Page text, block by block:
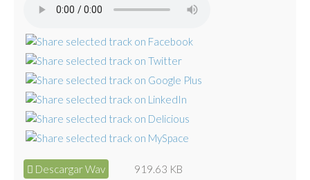
Descargar Wav 919.63 KB